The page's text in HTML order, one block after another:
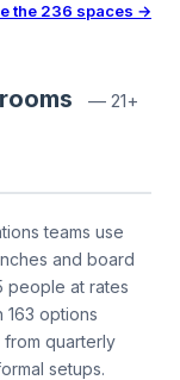
the 236 spaces →
— 21+
teams use
and board
people at rates
options
quarterly
setups.